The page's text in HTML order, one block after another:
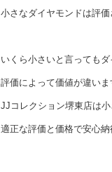
小さなダイヤモンドは評
いくら小さいと言ってもダ
評価によって価値が違いま
JJコレクション堺東店は
適正な評価と価格で安心